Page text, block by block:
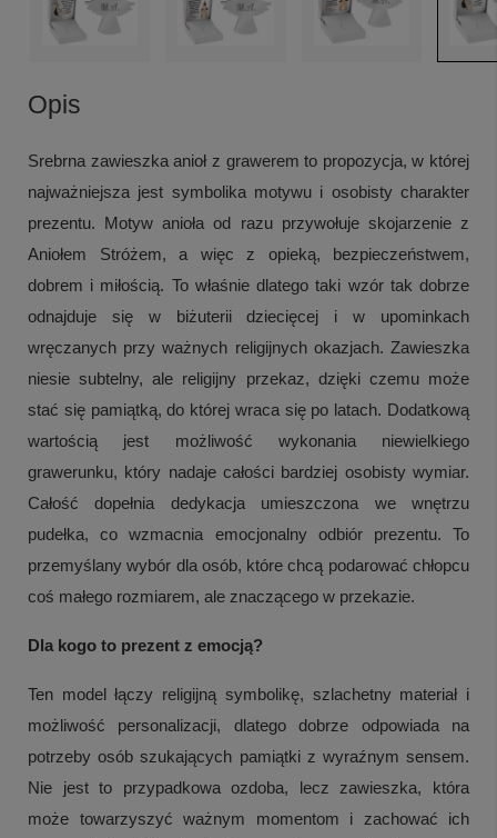
Opis
Srebrna zawieszka anioł z grawerem to propozycja, w której
najważniejsza jest symbolika motywu i osobisty charakter
prezentu. Motyw anioła od razu przywołuje skojarzenie z
Aniołem Stróżem, a więc z opieką, bezpieczeństwem,
dobrem i miłością. To właśnie dlatego taki wzór tak dobrze
odnajduje się w biżuterii dziecięcej i w upominkach
wręczanych przy ważnych religijnych okazjach. Zawieszka
niesie subtelny, ale religijny przekaz, dzięki czemu może
stać się pamiątką, do której wraca się po latach. Dodatkową
wartością jest możliwość wykonania niewielkiego
grawerunku, który nadaje całości bardziej osobisty wymiar.
Całość dopełnia dedykacja umieszczona we wnętrzu
pudełka, co wzmacnia emocjonalny odbiór prezentu. To
przemyślany wybór dla osób, które chcą podarować chłopcu
coś małego rozmiarem, ale znaczącego w przekazie.
Dla kogo to prezent z emocją?
Ten model łączy religijną symbolikę, szlachetny materiał i
możliwość personalizacji, dlatego dobrze odpowiada na
potrzeby osób szukających pamiątki z wyraźnym sensem.
Nie jest to przypadkowa ozdoba, lecz zawieszka, która
może towarzyszyć ważnym momentom i zachować ich